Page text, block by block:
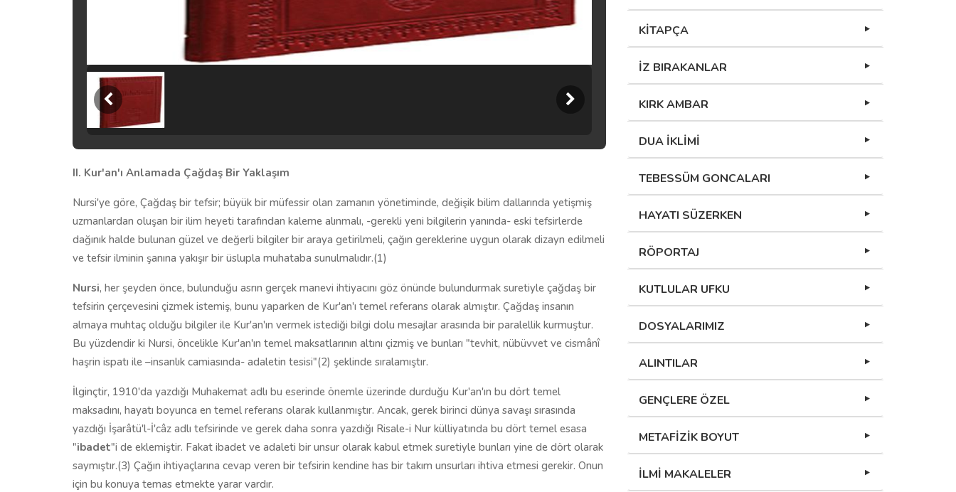
II. Kur'an'ı Anlamada Çağdaş Bir Yaklaşım
Nursi'ye göre, Çağdaş bir tefsir; büyük bir müfessir olan zamanın yönetiminde, değişik bilim dallarında yetişmiş
uzmanlardan oluşan bir ilim heyeti tarafından kaleme alınmalı, -gerekli yeni bilgilerin yanında- eski tefsirlerde
dağınık halde bulunan güzel ve değerli bilgiler bir araya getirilmeli, çağın gereklerine uygun olarak dizayn edilmeli
ve tefsir ilminin şanına yakışır bir üslupla muhataba sunulmalıdır.(1)
Nursi, her şeyden önce, bulunduğu asrın gerçek manevi ihtiyacını göz önünde bulundurmak suretiyle çağdaş bir
tefsirin çerçevesini çizmek istemiş, bunu yaparken de Kur'an'ı temel referans olarak almıştır. Çağdaş insanın
almaya muhtaç olduğu bilgiler ile Kur'an'ın vermek istediği bilgi dolu mesajlar arasında bir paralellik kurmuştur.
Bu yüzdendir ki Nursi, öncelikle Kur'an'ın temel maksatlarının altını çizmiş ve bunları "tevhit, nübüvvet ve cismânî
haşrin ispatı ile –insanlık camiasında- adaletin tesisi"(2) şeklinde sıralamıştır.
İlginçtir, 1910'da yazdığı Muhakemat adlı bu eserinde önemle üzerinde durduğu Kur'an'ın bu dört temel
maksadını, hayatı boyunca en temel referans olarak kullanmıştır. Ancak, gerek birinci dünya savaşı sırasında
yazdığı İşarâtü'l-İ'câz adlı tefsirinde ve gerek daha sonra yazdığı Risale-i Nur külliyatında bu dört temel esasa
"ibadet"i de eklemiştir. Fakat ibadet ve adaleti bir unsur olarak kabul etmek suretiyle bunları yine de dört olarak
saymıştır.(3) Çağın ihtiyaçlarına cevap veren bir tefsirin kendine has bir takım unsurları ihtiva etmesi gerekir. Onun
için bu konuya temas etmekte yarar vardır.
KİTAPÇA
İZ BIRAKANLAR
KIRK AMBAR
DUA İKLİMİ
TEBESSÜM GONCALARI
HAYATI SÜZERKEN
RÖPORTAJ
KUTLULAR UFKU
DOSYALARIMIZ
ALINTILAR
GENÇLERE ÖZEL
METAFİZİK BOYUT
İLMİ MAKALELER